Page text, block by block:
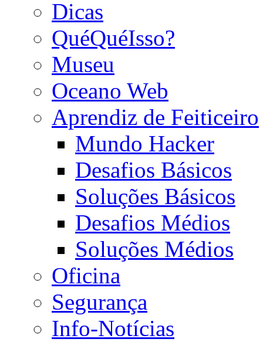
Dicas
QuéQuéIsso?
Museu
Oceano Web
Aprendiz de Feiticeiro
Mundo Hacker
Desafios Básicos
Soluções Básicos
Desafios Médios
Soluções Médios
Oficina
Segurança
Info-Notícias